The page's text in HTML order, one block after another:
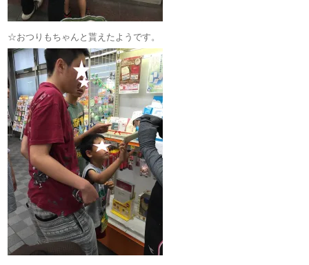
☆おつりもちゃんと貰えたようです。